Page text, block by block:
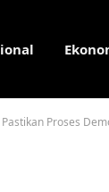
Proses